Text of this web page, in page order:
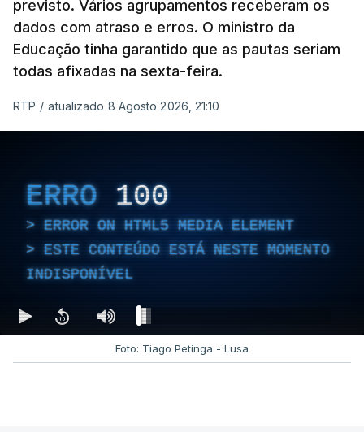
previsto. Vários agrupamentos receberam os
dados com atraso e erros. O ministro da
Educação tinha garantido que as pautas seriam
todas afixadas na sexta-feira.
RTP / atualizado 8 Agosto 2026, 21:10
ERRO 100
ERROR ON HTML5 MEDIA ELEMENT
ESTE CONTEÚDO ESTÁ NESTE MOMENTO
INDISPONÍVEL
Foto: Tiago Petinga - Lusa